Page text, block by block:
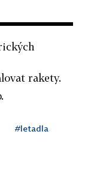
rakety.
#letadla